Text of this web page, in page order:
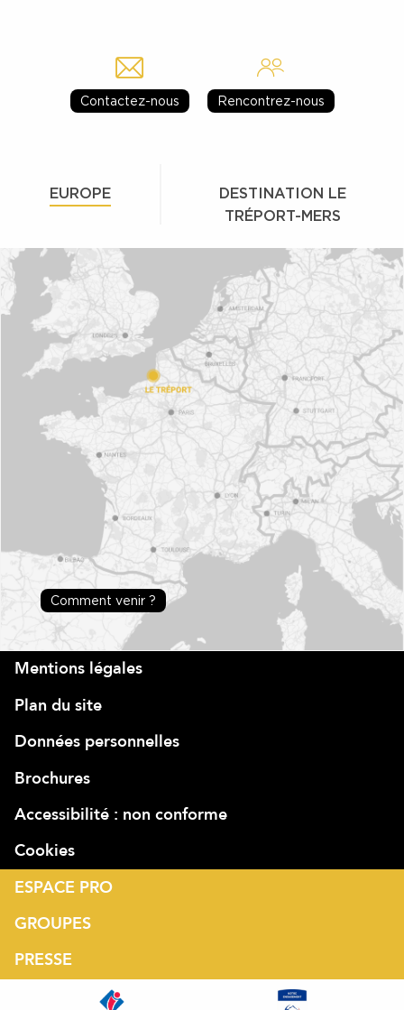
Contactez-nous Rencontrez-nous
EUROPE
DESTINATION LE
TRÉPORT-MERS
Comment venir ?
Mentions légales
Plan du site
Données personnelles
Brochures
Accessibilité : non conforme
Cookies
ESPACE PRO
GROUPES
PRESSE